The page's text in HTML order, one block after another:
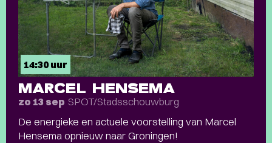
14:30 uur
MARCEL HENSEMA
zo 13 sep SPOT/Stadsschouwburg
De energieke en actuele voorstelling van Marcel
Hensema opnieuw naar Groningen!